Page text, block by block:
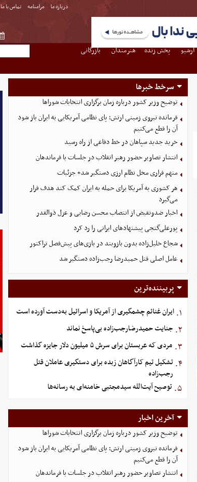
درباره ما مرامنامه تماس با ما
آرشیو پخش زنده هنرمندان
بازرگانی
سرخط خبرها
توضیح وزیر کشور درباره زمان برگزاری انتخابات شوراها
فرمانده نیروی زمینی ارتش: پای نظامی آمریکایی به ایران باز شود
آن را قطع می‌کنیم
خرید جدید سپاهان در خط دفاعی از راه رسید
انتشار تصاویر حضور رهبر انقلاب در جلسات با فرماندهان
متهم فراری مخل نظام ارزی دستگیر شد+ جزئیات
هر کشوری به آمریکا برای حمله به ایران کمک کند هدف قرار
می‌گیرد
اخبار ضدونقیض از انتصاب محسن رضایی و عزل ذوالقدر
پورعلی‌گنجی پیشنهادهای ایرانی را رد کرد
شجاع خلیل‌زاده بدون بازوبند در بازی‌های پیش‌فصل تراکتور
عامل اصلی قتل حمیدرضا رجب‌زاده دستگیر شد
پربیننده‌ترین
۱. ایران غنائم چشمگیری از آمریکا و اسرائیل به‌دست آورده است
۲. جنایت حمیدرضارجب‌زاده بی‌پاسخ نماند
۳. مردی که عربستان برای سرش ۵ میلیون دلار جایزه گذاشت
۴. تشکیل تیم کارآگاهان زبده برای دستگیری عاملان قتل
رجب‌زاده
۵. توصیح آیت‌الله سیدمجتبی خامنه‌ای به رسانه‌ها
آخرین اخبار
توضیح وزیر کشور درباره زمان برگزاری انتخابات شوراها
فرمانده نیروی زمینی ارتش: پای نظامی آمریکایی به ایران باز شود
آن را قطع می‌کنیم
انتشار تصاویر حضور رهبر انقلاب در جلسات با فرماندهان